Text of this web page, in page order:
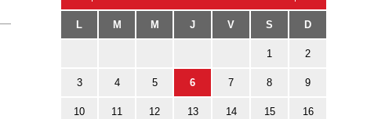
L M M J V S D
1 2
3 4 5 6 7 8 9
10 11 12 13 14 15 16